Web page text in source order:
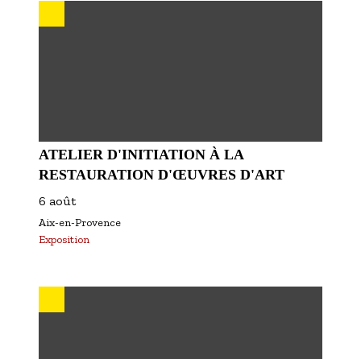
ATELIER D'INITIATION À LA
RESTAURATION D'ŒUVRES D'ART
6 août
Aix-en-Provence
Exposition